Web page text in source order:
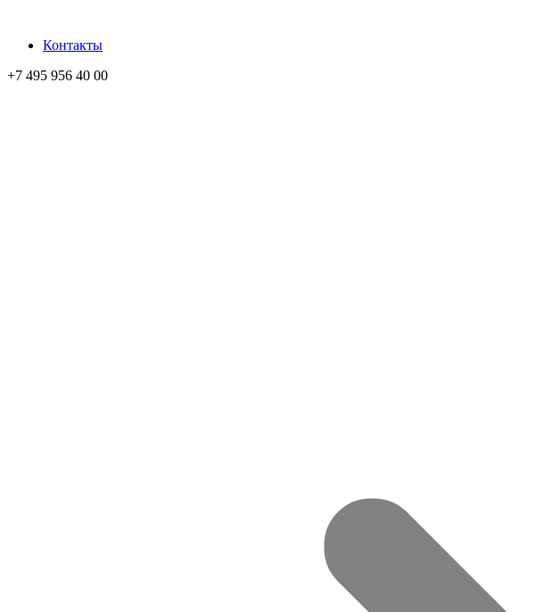
Контакты
+7 495 956 40 00